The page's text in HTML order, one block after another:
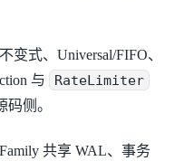
变式、Universal/FIFO、
与
RateLimiter
侧。
共享 WAL、事务